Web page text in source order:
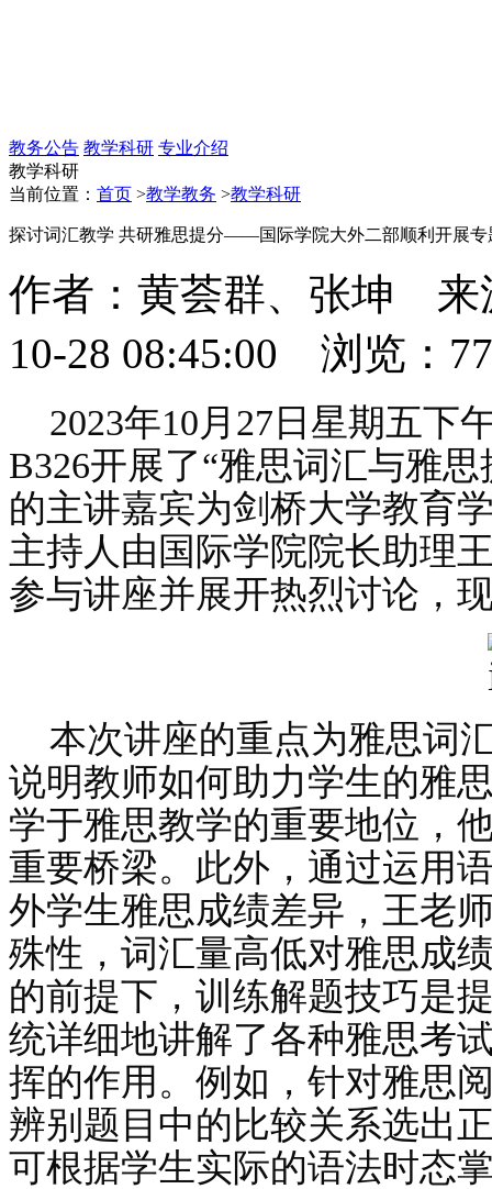
教务公告 教学科研 专业介绍
教学科研
当前位置： 首页 >教学教务 >教学科研
探讨词汇教学 共研雅思提分——国际学院大外二部顺利开展专
作者：黄荟群、张坤
10-28 08:45:00 浏览：
2023年10月27日星期五下
B326开展了“雅思词汇与雅
的主讲嘉宾为剑桥大学教育
主持人由国际学院院长助理
参与讲座并展开热烈讨论，
本次讲座的重点为雅思词
说明教师如何助力学生的雅
学于雅思教学的重要地位，
重要桥梁。此外，通过运用
外学生雅思成绩差异，王老
殊性，词汇量高低对雅思成
的前提下，训练解题技巧是
统详细地讲解了各种雅思考
挥的作用。例如，针对雅思
辨别题目中的比较关系选出
可根据学生实际的语法时态